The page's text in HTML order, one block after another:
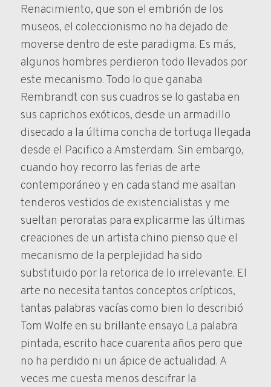
Renacimiento, que son el embrión de los
museos, el coleccionismo no ha dejado de
moverse dentro de este paradigma. Es más,
algunos hombres perdieron todo llevados por
este mecanismo. Todo lo que ganaba
Rembrandt con sus cuadros se lo gastaba en
sus caprichos exóticos, desde un armadillo
disecado a la última concha de tortuga llegada
desde el Pacifico a Amsterdam. Sin embargo,
cuando hoy recorro las ferias de arte
contemporáneo y en cada stand me asaltan
tenderos vestidos de existencialistas y me
sueltan peroratas para explicarme las últimas
creaciones de un artista chino pienso que el
mecanismo de la perplejidad ha sido
substituido por la retorica de lo irrelevante. El
arte no necesita tantos conceptos crípticos,
tantas palabras vacías como bien lo describió
Tom Wolfe en su brillante ensayo La palabra
pintada, escrito hace cuarenta años pero que
no ha perdido ni un ápice de actualidad. A
veces me cuesta menos descifrar la